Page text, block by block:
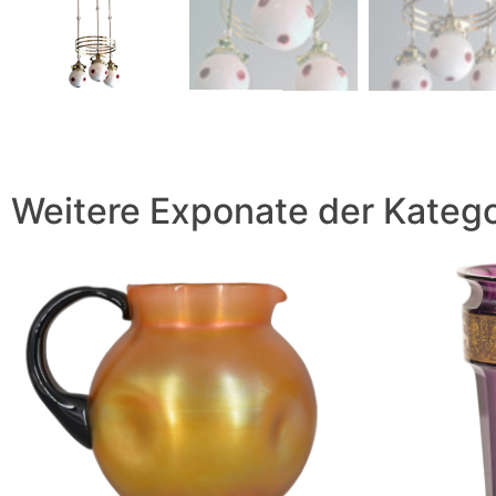
Weitere Exponate der